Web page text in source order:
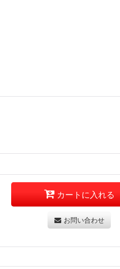
カートに入れる
お問い合わせ